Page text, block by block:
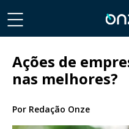
Ações de
nas melhores?
Por Redação Onze